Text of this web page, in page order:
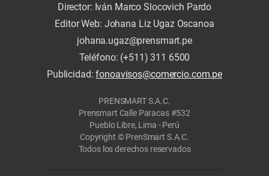
Director: Iván Marco Slocovich Pardo
Editor Web: Johana Liz Ugaz Oscanoa
johana.ugaz@prensmart.pe
Teléfono: (+511) 311 6500
Publicidad:fonoavisos@comercio.com.pe
PRENSMART S.A.C.
Prensmart Calle Paracas #532
Pueblo Libre, Lima - Perú
Copyright © PrenSmart S.A.C.
Todos los derechos reservados